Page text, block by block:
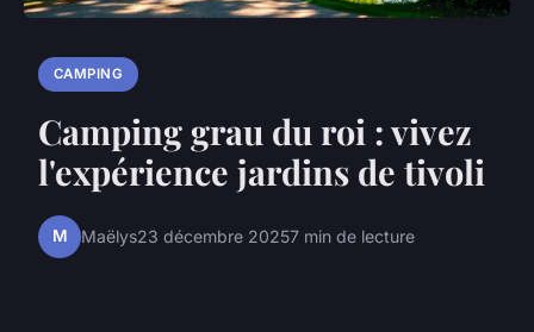
CAMPING
Camping grau du roi : vivez
l'expérience jardins de tivoli
M Maëlys23 décembre 20257 min de lecture